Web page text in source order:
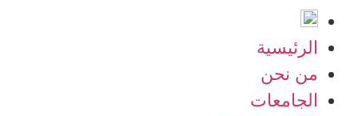
الرئيسية
من نحن
الجامعات